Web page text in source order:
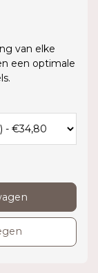
van elke
een optimale